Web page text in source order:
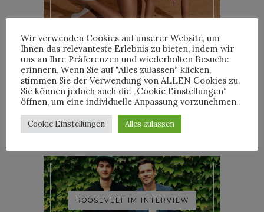
YOANN LEMOINE AKA
WOODKID IM INTERVIEW
ROOSEVELT IM INTERVIEW
Wir verwenden Cookies auf unserer Website, um
Ihnen das relevanteste Erlebnis zu bieten, indem wir
uns an Ihre Präferenzen und wiederholten Besuche
erinnern. Wenn Sie auf "Alles zulassen“ klicken,
stimmen Sie der Verwendung von ALLEN Cookies zu.
Sie können jedoch auch die „Cookie Einstellungen“
öffnen, um eine individuelle Anpassung vorzunehmen..
Cookie Einstellungen Alles zulassen